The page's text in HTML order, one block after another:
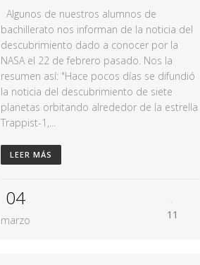
Algunos de nuestros alumnos de
bachillerato nos informan de la noticia del
descubrimiento dado a conocer por la
NASA el 22 de febrero pasado. Nos la
resumen así: "Hace pocos días se difundió
la noticia del descubrimiento de siete
planetas orbitando alrededor de la estrella
Trappist-1,...
LEER MÁS
04
marzo 11